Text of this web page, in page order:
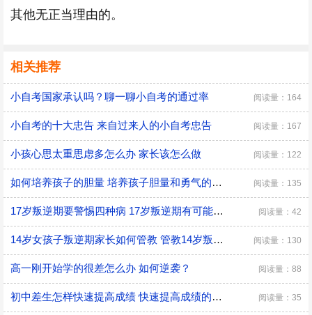
其他无正当理由的。
相关推荐
小自考国家承认吗？聊一聊小自考的通过率 阅读量：164
小自考的十大忠告 来自过来人的小自考忠告 阅读量：167
小孩心思太重思虑多怎么办 家长该怎么做 阅读量：122
如何培养孩子的胆量 培养孩子胆量和勇气的方法 阅读量：135
17岁叛逆期要警惕四种病 17岁叛逆期有可能会得什么病 阅读量：42
14岁女孩子叛逆期家长如何管教 管教14岁叛逆期女孩子的方法 阅读量：130
高一刚开始学的很差怎么办 如何逆袭？ 阅读量：88
初中差生怎样快速提高成绩 快速提高成绩的方法介绍 阅读量：35